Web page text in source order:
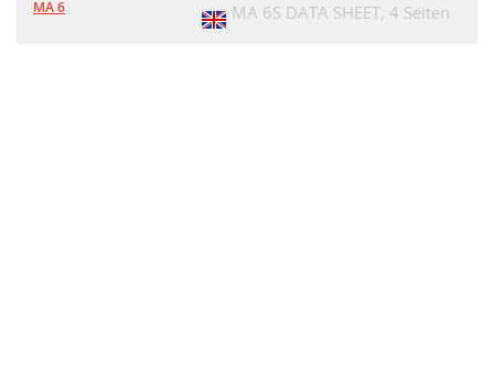
MA 6 MA 6S DATA SHEET, 4 Seiten